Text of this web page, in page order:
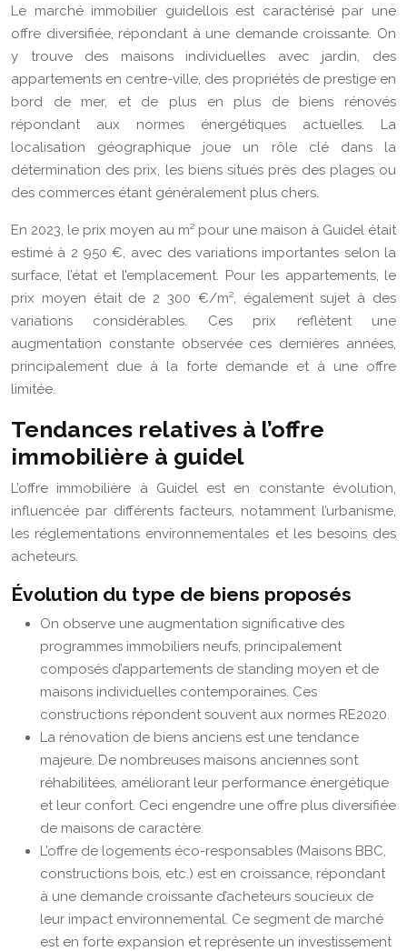
Le marché immobilier guidellois est caractérisé par une
offre diversifiée, répondant à une demande croissante. On
y trouve des maisons individuelles avec jardin, des
appartements en centre-ville, des propriétés de prestige en
bord de mer, et de plus en plus de biens rénovés
répondant aux normes énergétiques actuelles. La
localisation géographique joue un rôle clé dans la
détermination des prix, les biens situés près des plages ou
des commerces étant généralement plus chers.
En 2023, le prix moyen au m² pour une maison à Guidel était
estimé à 2 950 €, avec des variations importantes selon la
surface, l’état et l’emplacement. Pour les appartements, le
prix moyen était de 2 300 €/m², également sujet à des
variations considérables. Ces prix reflètent une
augmentation constante observée ces dernières années,
principalement due à la forte demande et à une offre
limitée.
Tendances relatives à l’offre
immobilière à guidel
L’offre immobilière à Guidel est en constante évolution,
influencée par différents facteurs, notamment l’urbanisme,
les réglementations environnementales et les besoins des
acheteurs.
Évolution du type de biens proposés
On observe une augmentation significative des
programmes immobiliers neufs, principalement
composés d’appartements de standing moyen et de
maisons individuelles contemporaines. Ces
constructions répondent souvent aux normes RE2020.
La rénovation de biens anciens est une tendance
majeure. De nombreuses maisons anciennes sont
réhabilitées, améliorant leur performance énergétique
et leur confort. Ceci engendre une offre plus diversifiée
de maisons de caractère.
L’offre de logements éco-responsables (Maisons BBC,
constructions bois, etc.) est en croissance, répondant
à une demande croissante d’acheteurs soucieux de
leur impact environnemental. Ce segment de marché
est en forte expansion et représente un investissement